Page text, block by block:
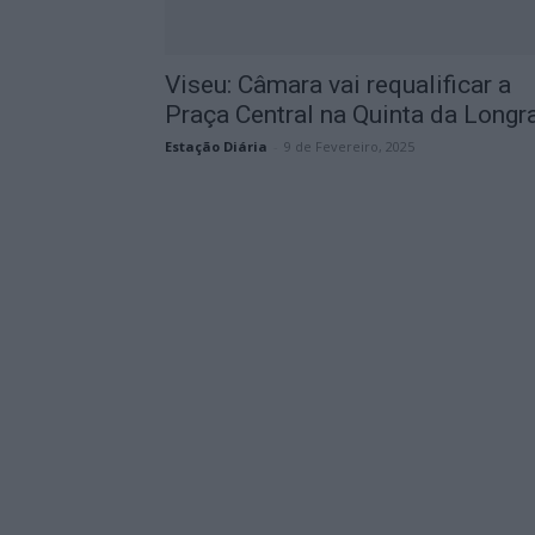
Viseu: Câmara vai requalificar a
Praça Central na Quinta da
Estação Diária 9 de Fevereiro, 2025